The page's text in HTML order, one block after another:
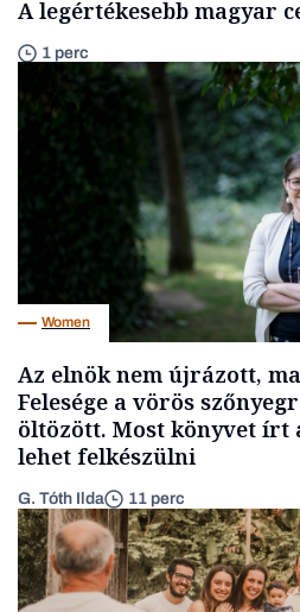
A legértékesebb magyar
1 perc
Women
Az elnök nem újrázott,
Felesége a vörös
öltözött. Most könyvet írt
lehet felkészülni
G. Tóth Ilda 11 perc